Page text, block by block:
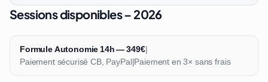
Sessions disponibles – 2026
Formule Autonomie 14h — 349€|
Paiement sécurisé CB, PayPal|Paiement en 3× sans frais